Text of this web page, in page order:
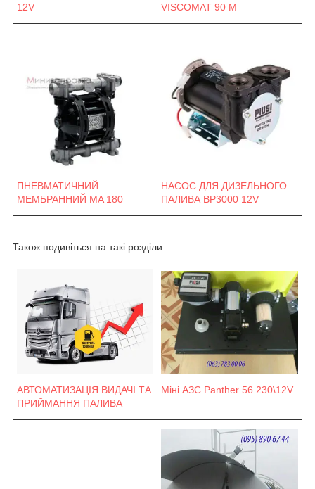
12V
VISCOMAT 90 M
ПНЕВМАТИЧНИЙ
МЕМБРАННИЙ MA 180
НАСОС ДЛЯ ДИЗЕЛЬНОГО
ПАЛИВА BP3000 12V
Також подивіться на такі розділи:
АВТОМАТИЗАЦІЯ ВИДАЧІ ТА
ПРИЙМАННЯ ПАЛИВА
Міні АЗС Panther 56 230\12V